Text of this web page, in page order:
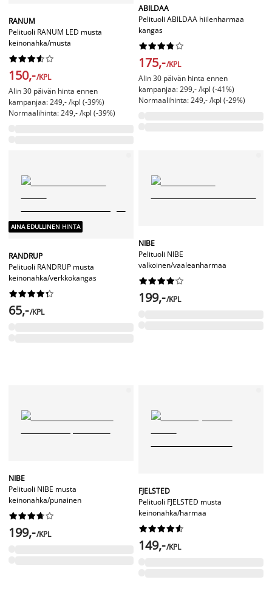
RANUM
Pelituoli RANUM LED musta
keinonahka/musta






150,-/KPL
Alin 30 päivän hinta ennen
kampanjaa: 249,- /kpl (-39%)
Normaalihinta: 249,- /kpl (-39%)
ABILDAA
Pelituoli ABILDAA hiilenharmaa
kangas






175,-/KPL
Alin 30 päivän hinta ennen
kampanjaa: 299,- /kpl (-41%)
Normaalihinta: 249,- /kpl (-29%)
AINA EDULLINEN HINTA
RANDRUP
Pelituoli RANDRUP musta
keinonahka/verkkokangas






65,-/KPL
NIBE
Pelituoli NIBE
valkoinen/vaaleanharmaa






199,-/KPL
NIBE
Pelituoli NIBE musta
keinonahka/punainen






199,-/KPL
FJELSTED
Pelituoli FJELSTED musta
keinonahka/harmaa






149,-/KPL